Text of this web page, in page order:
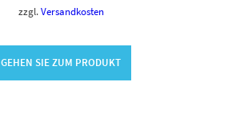
zzgl. Versandkosten
GEHEN SIE ZUM PRODUKT